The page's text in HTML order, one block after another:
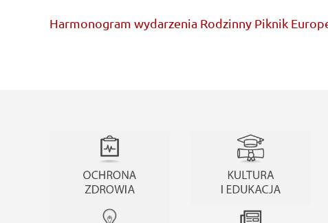
Harmonogram wydarzenia Rodzinny Piknik